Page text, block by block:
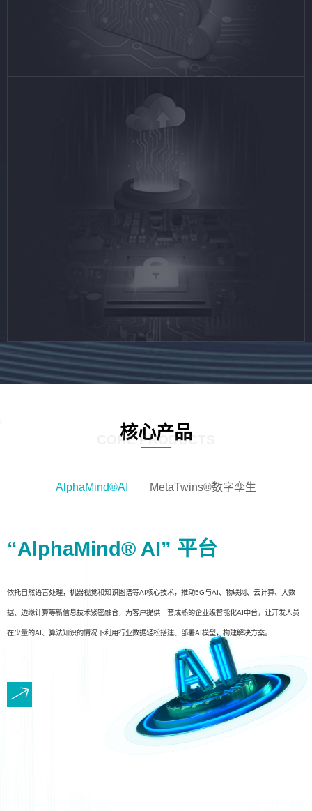
核心产品
CORE PRODUCTS
AlphaMind®AI MetaTwins®数字孪生
“AlphaMind® AI” 平台
依托自然语言处理，机器视觉和知识图谱等AI核心技术，推动5G与AI、物联网、云计算、大数
据、边缘计算等新信息技术紧密融合，为客户提供一套成熟的企业级智能化AI中台，让开发人员
在少量的AI、算法知识的情况下利用行业数据轻松搭建、部署AI模型，构建解决方案。